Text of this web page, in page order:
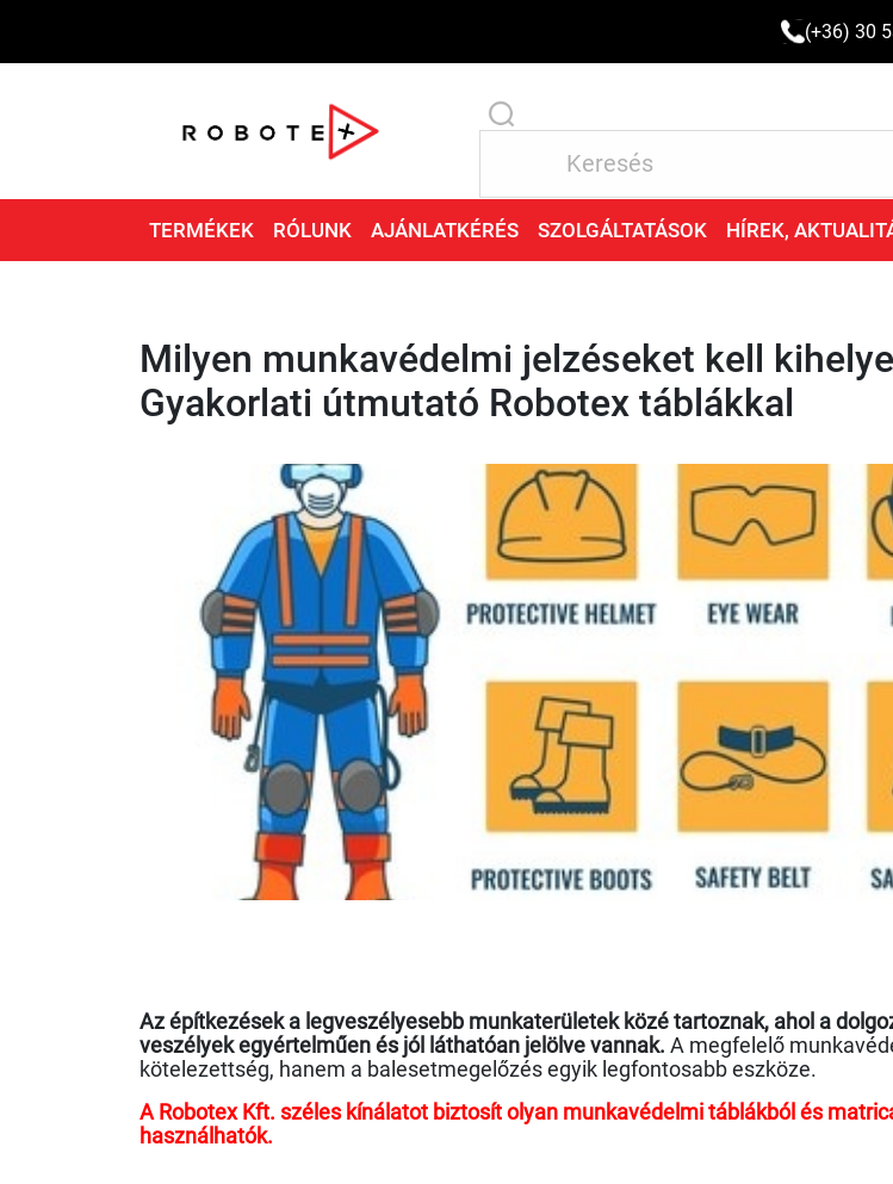
(+36) 30
TERMÉKEK RÓLUNK AJÁNLATKÉRÉS SZOLGÁLTATÁSOK HÍREK,
Milyen munkavédelmi jelzéseket kell
Gyakorlati útmutató Robotex táblákkal
Az építkezések a legveszélyesebb munkaterületek közé tartoznak, ahol a
veszélyek egyértelműen és jól láthatóan jelölve vannak. A megfelelő
kötelezettség, hanem a balesetmegelőzés egyik legfontosabb eszköze.
A Robotex Kft. széles kínálatot biztosít olyan munkavédelmi táblákból és
használhatók.